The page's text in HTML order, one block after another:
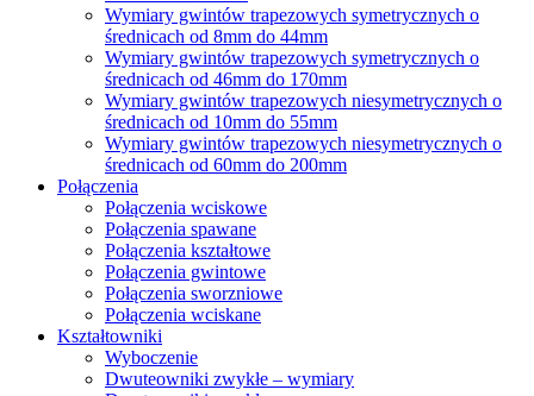
Wymiary gwintów trapezowych symetrycznych o
średnicach od 8mm do 44mm
Wymiary gwintów trapezowych symetrycznych o
średnicach od 46mm do 170mm
Wymiary gwintów trapezowych niesymetrycznych o
średnicach od 10mm do 55mm
Wymiary gwintów trapezowych niesymetrycznych o
średnicach od 60mm do 200mm
Połączenia
Połączenia wciskowe
Połączenia spawane
Połączenia kształtowe
Połączenia gwintowe
Połączenia sworzniowe
Połączenia wciskane
Kształtowniki
Wyboczenie
Dwuteowniki zwykłe – wymiary